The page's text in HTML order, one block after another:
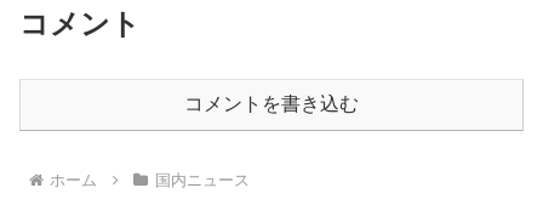
コメント
コメントを書き込む
ホーム 国内ニュース